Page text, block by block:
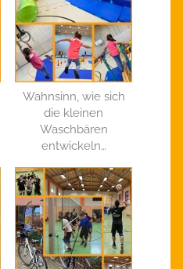
Wahnsinn, wie sich
die kleinen
Waschbären
entwickeln…